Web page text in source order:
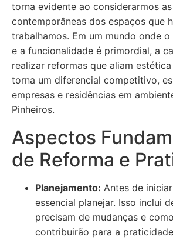
torna evidente ao considerarmos
contemporâneas dos espaços que
trabalhamos. Em um mundo onde
e a funcionalidade é primordial, a
realizar reformas que aliam
torna um diferencial competitivo,
empresas e residências em
Pinheiros.
Aspectos
de Reforma e
Planejamento: Antes de
essencial planejar. Isso inclui
precisam de mudanças e
contribuirão para a